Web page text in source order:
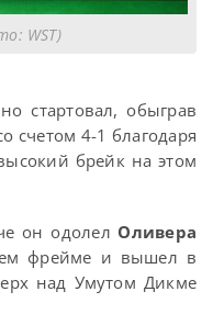
WST)
стартовал, обыграв
счетом 4-1 благодаря
брейк на этом
он одолел Оливера
фрейме и вышел в
над Умутом Дикме